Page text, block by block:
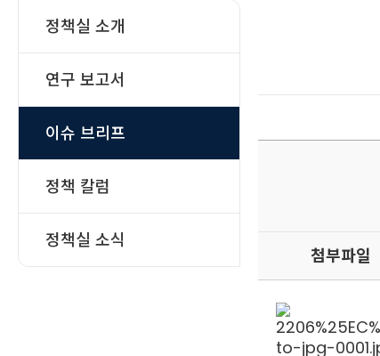
정책실 소개
연구 보고서
이슈 브리프
정책 칼럼
정책실 소식
첨부파일